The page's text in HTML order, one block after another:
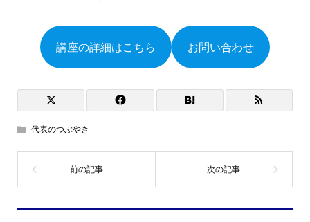
講座の詳細はこちら お問い合わせ
代表のつぶやき